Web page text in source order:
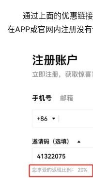
通过上面的优惠链
在APP或官网内注册没有